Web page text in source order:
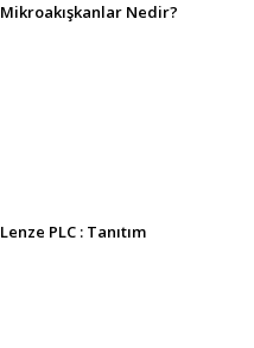
Mikroakışkanlar Nedir?
Lenze PLC : Tanıtım